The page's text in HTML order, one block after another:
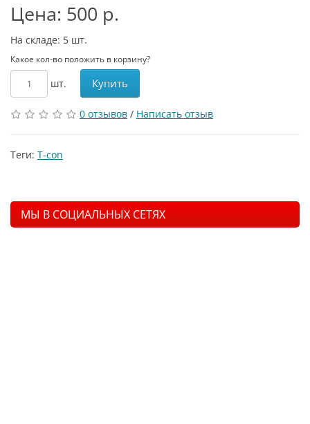
Цена: 500 р.
На складе: 5 шт.
Какое кол-во положить в корзину?
шт. Купить
0 отзывов / Написать отзыв
Теги: T-con
МЫ В СОЦИАЛЬНЫХ СЕТЯХ